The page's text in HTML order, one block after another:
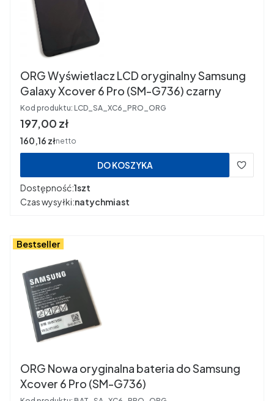
ORG Wyświetlacz LCD oryginalny Samsung
Galaxy Xcover 6 Pro (SM-G736) czarny
Kod produktu: LCD_SA_XC6_PRO_ORG
Cena
197,00 zł
Cena
160,16 złnetto
DO KOSZYKA
Dostępność:1szt
Czas wysyłki:natychmiast
Bestseller
ORG Nowa oryginalna bateria do Samsung
Xcover 6 Pro (SM-G736)